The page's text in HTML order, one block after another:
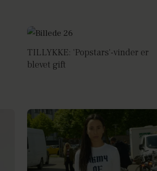
TILLYKKE: 'Popstars'-vinder er
blevet gift